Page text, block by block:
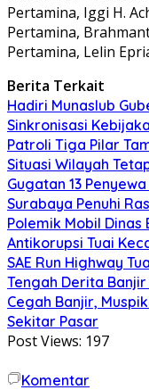
Pertamina, Iggi H.
Pertamina,
Pertamina, Lelin
Berita Terkait
Hadiri Munaslub
Sinkronisasi
Patroli Tiga Pilar
Situasi Wilayah
Gugatan 13
Surabaya Penuhi
Polemik Mobil
Antikorupsi Tuai
SAE Run Highway
Tengah Derita
Cegah Banjir,
Sekitar Pasar
Post Views: 197
Komentar